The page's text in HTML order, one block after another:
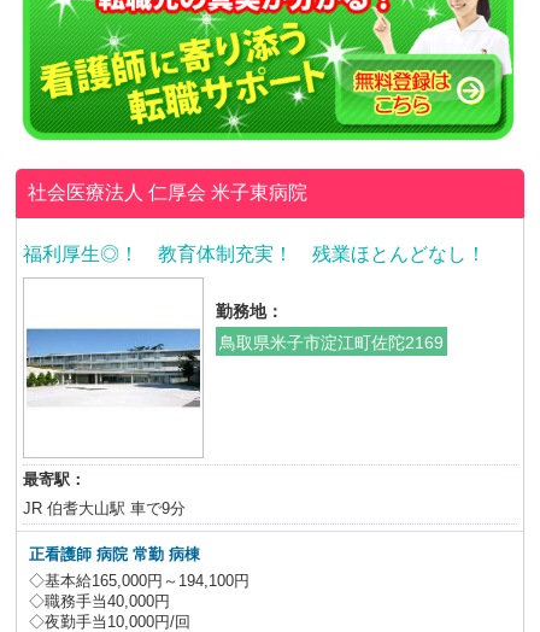
社会医療法人 仁厚会米子東病院
福利厚生◎！ 教育体制充実！ 残業ほとんどなし！
勤務地：
鳥取県米子市淀江町佐陀2169
最寄駅：
JR 伯耆大山駅 車で9分
正看護師 病院 常勤 病棟
◇基本給165,000円～194,100円
◇職務手当40,000円
◇夜勤手当10,000円/回